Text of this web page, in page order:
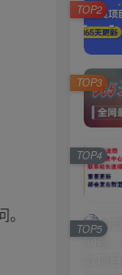
TOP2
TOP3
TOP4
TOP5